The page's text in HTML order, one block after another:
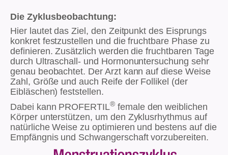
Die Zyklusbeobachtung:
Hier lautet das Ziel, den Zeitpunkt des Eisprungs
konkret festzustellen und die fruchtbare Phase zu
definieren. Zusätzlich werden die fruchtbaren Tage
durch Ultraschall- und Hormonuntersuchung sehr
genau beobachtet. Der Arzt kann auf diese Weise
Zahl, Größe und auch Reife der Follikel (der
Eibläschen) feststellen.
Dabei kann PROFERTIL®female den weiblichen
Körper unterstützen, um den Zyklusrhythmus auf
natürliche Weise zu optimieren und bestens auf die
Empfängnis und Schwangerschaft vorzubereiten.